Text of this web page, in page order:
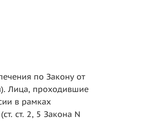
по Закону от
Лица, проходившие
в рамках
ст. 2, 5 Закона N